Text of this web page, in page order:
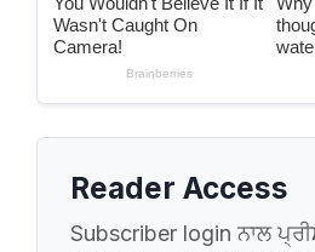
Reader Access
Subscriber login ਨਾਲ